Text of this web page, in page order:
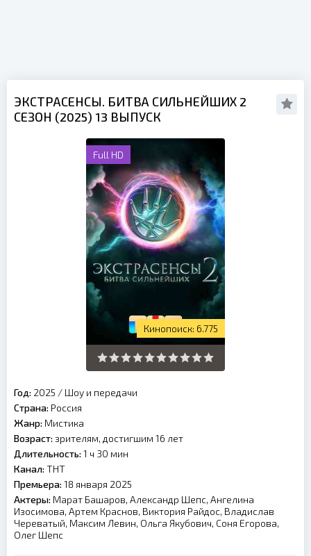
ЭКСТРАСЕНСЫ. БИТВА СИЛЬНЕЙШИХ 2
СЕЗОН (2025) 13 ВЫПУСК
Full HD
6.775
Год: 2025 / Шоу и передачи
Страна: Россия
Жанр: Мистика
Возраст: зрителям, достигшим 16 лет
Длительность: 1 ч 30 мин
Канал: ТНТ
Премьера: 18 января 2025
Актеры: Марат Башаров, Александр Шепс, Ангелина
Изосимова, Артем Краснов, Виктория Райдос, Владислав
Череватый, Максим Левин, Ольга Якубович, Соня Егорова,
Олег Шепс